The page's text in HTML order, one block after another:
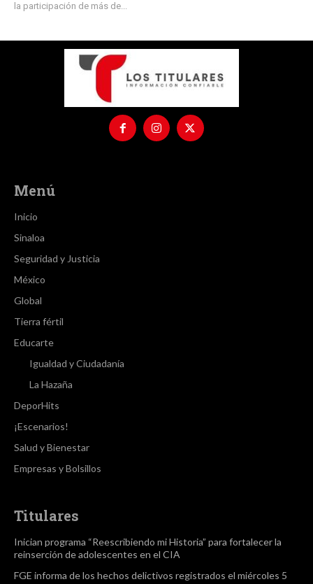
la participación de más de...
Menú
Inicio
Sinaloa
Seguridad y Justicia
México
Global
Tierra fértil
Educarte
Igualdad y Ciudadanía
La Hazaña
DeporHits
¡Escenarios!
Salud y Bienestar
Empresas y Bolsillos
Titulares
Inician programa “Reescribiendo mi Historia” para fortalecer la
reinserción de adolescentes en el CIA
FGE informa de los hechos delictivos registrados el miércoles 5